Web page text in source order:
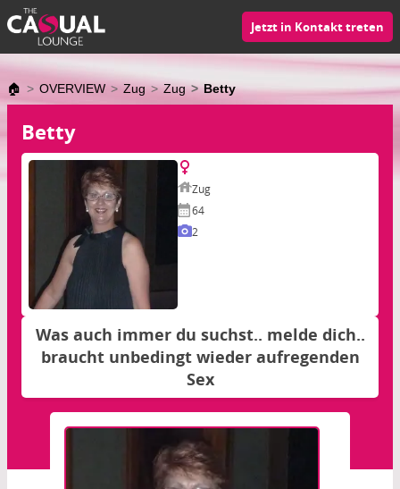
Jetzt in Kontakt treten
🏠 OVERVIEW Zug Zug Betty
Betty
Zug
64
2
Was auch immer du suchst.. melde dich..
braucht unbedingt wieder aufregenden
Sex